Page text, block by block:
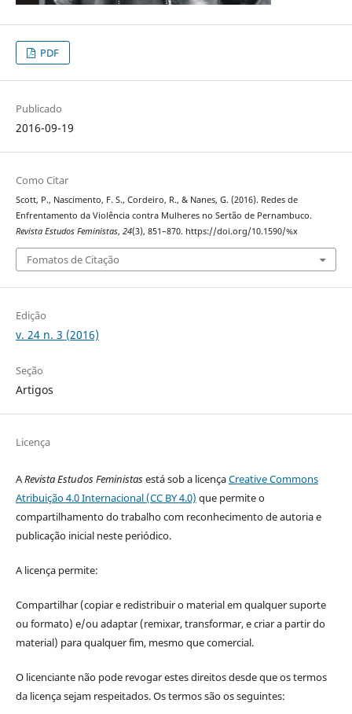
PDF
Publicado
2016-09-19
Como Citar
Scott, P., Nascimento, F. S., Cordeiro, R., & Nanes, G. (2016). Redes de
Enfrentamento da Violência contra Mulheres no Sertão de Pernambuco.
Revista Estudos Feministas, 24(3), 851–870. https://doi.org/10.1590/%x
Fomatos de Citação
Edição
v. 24 n. 3 (2016)
Seção
Artigos
Licença
ARevista Estudos Feministasestá sob a licençaCreative Commons
Atribuição 4.0 Internacional (CC BY 4.0) que permite o
compartilhamento do trabalho com reconhecimento de autoria e
publicação inicial neste periódico.
A licença permite:
Compartilhar (copiar e redistribuir o material em qualquer suporte
ou formato) e/ou adaptar (remixar, transformar, e criar a partir do
material) para qualquer fim, mesmo que comercial.
O licenciante não pode revogar estes direitos desde que os termos
da licença sejam respeitados. Os termos são os seguintes: